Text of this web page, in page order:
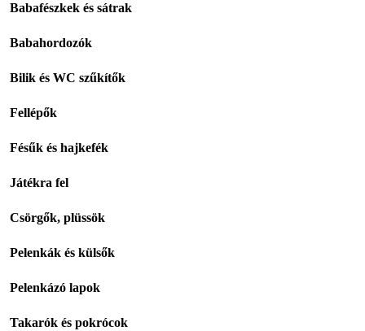
Babafészkek és sátrak
Babahordozók
Bilik és WC szűkítők
Fellépők
Fésűk és hajkefék
Játékra fel
Csörgők, plüssök
Pelenkák és külsők
Pelenkázó lapok
Takarók és pokrócok